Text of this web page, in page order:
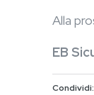
Alla
EB
Condividi: